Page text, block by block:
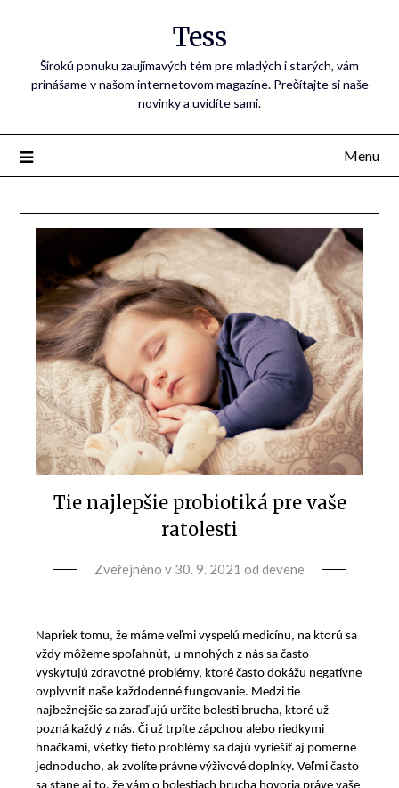
Tess
Širokú ponuku zaujímavých tém pre mladých i starých, vám
prinášame v našom internetovom magazíne. Prečítajte si naše
novinky a uvidíte sami.
Menu
Tie najlepšie probiotiká pre vaše
ratolesti
Zveřejněno v 30. 9. 2021 od devene
Napriek tomu, že máme veľmi vyspelú medicínu, na ktorú sa
vždy môžeme spoľahnúť, u mnohých z nás sa často
vyskytujú zdravotné problémy, ktoré často dokážu negatívne
ovplyvniť naše každodenné fungovanie. Medzi tie
najbežnejšie sa zaraďujú určite bolesti brucha, ktoré už
pozná každý z nás. Či už trpíte zápchou alebo riedkymi
hnačkami, všetky tieto problémy sa dajú vyriešiť aj pomerne
jednoducho, ak zvolíte právne výživové doplnky. Veľmi často